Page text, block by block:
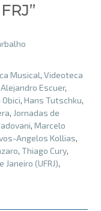
Musical, Videoteca
Alejandro Escuer,
, Hans Tutschku,
, Jornadas de
, Marcelo
Angelos Kollias,
, Thiago Cury,
Janeiro (UFRJ),